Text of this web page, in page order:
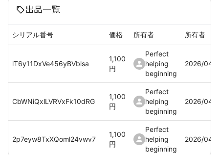
出品一覧
シリアル番号 価格 所有者 所有者
lT6y11DxVe456yBVblsa
1,100
円
Perfect
helping
beginning
2026/04/
CbWNiQxlLVRVxFk10dRG
1,100
円
Perfect
helping
beginning
2026/04/
2p7eyw8TxXQoml24vwv7
1,100
円
Perfect
helping
beginning
2026/04/